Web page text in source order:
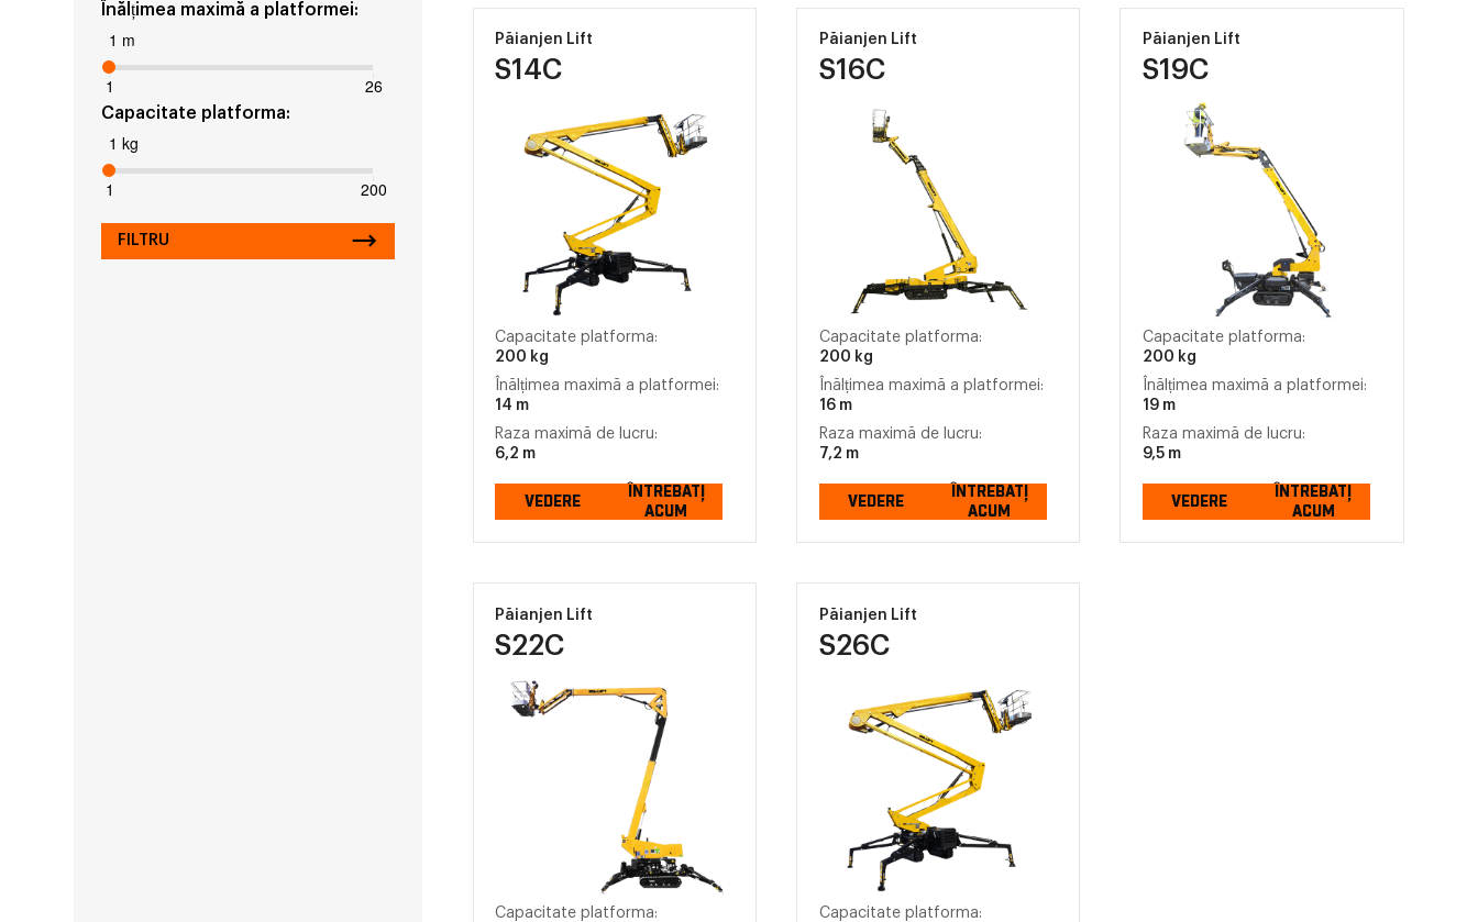
Înălțimea maximă a platformei:
1 m
1 26
Capacitate platforma:
1 kg
1 200
FILTRU
Păianjen Lift
S14C
Capacitate platforma:
200 kg
Înălțimea maximă a platformei:
14 m
Raza maximă de lucru:
6,2 m
VEDERE
ÎNTREBAȚI
ACUM
Păianjen Lift
S16C
Capacitate platforma:
200 kg
Înălțimea maximă a platformei:
16 m
Raza maximă de lucru:
7,2 m
VEDERE
ÎNTREBAȚI
ACUM
Păianjen Lift
S19C
Capacitate platforma:
200 kg
Înălțimea maximă a platformei:
19 m
Raza maximă de lucru:
9,5 m
VEDERE
ÎNTREBAȚI
ACUM
Păianjen Lift
S22C
Capacitate platforma:
Păianjen Lift
S26C
Capacitate platforma: